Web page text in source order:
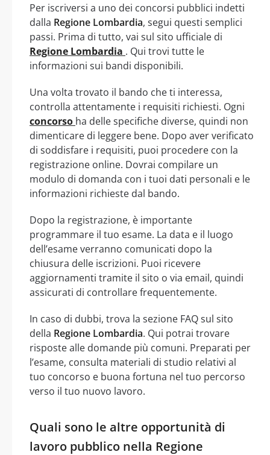
Per iscriversi a uno dei concorsi pubblici indetti
dalla Regione Lombardia, segui questi semplici
passi. Prima di tutto, vai sul sito ufficiale di
Regione Lombardia . Qui trovi tutte le
informazioni sui bandi disponibili.
Una volta trovato il bando che ti interessa,
controlla attentamente i requisiti richiesti. Ogni
concorso ha delle specifiche diverse, quindi non
dimenticare di leggere bene. Dopo aver verificato
di soddisfare i requisiti, puoi procedere con la
registrazione online. Dovrai compilare un
modulo di domanda con i tuoi dati personali e le
informazioni richieste dal bando.
Dopo la registrazione, è importante
programmare il tuo esame. La data e il luogo
dell’esame verranno comunicati dopo la
chiusura delle iscrizioni. Puoi ricevere
aggiornamenti tramite il sito o via email, quindi
assicurati di controllare frequentemente.
In caso di dubbi, trova la sezione FAQ sul sito
della Regione Lombardia. Qui potrai trovare
risposte alle domande più comuni. Preparati per
l’esame, consulta materiali di studio relativi al
tuo concorso e buona fortuna nel tuo percorso
verso il tuo nuovo lavoro.
Quali sono le altre opportunità di
lavoro pubblico nella Regione